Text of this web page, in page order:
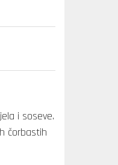
i soseve.
čorbastih